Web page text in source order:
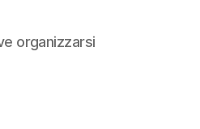
organizzarsi